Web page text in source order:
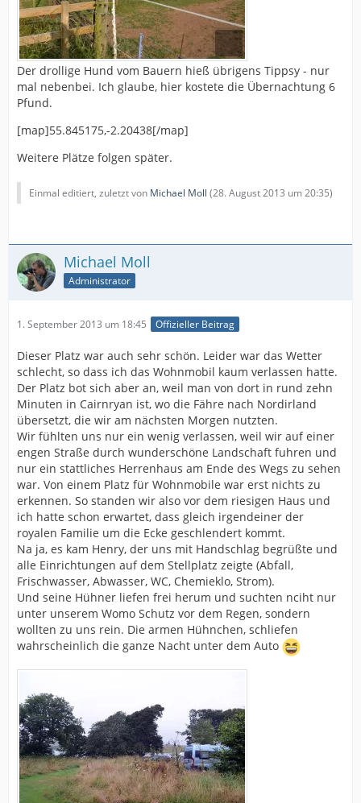
Der drollige Hund vom Bauern hieß übrigens Tippsy - nur
mal nebenbei. Ich glaube, hier kostete die Übernachtung 6
Pfund.
[map]55.845175,-2.20438[/map]
Weitere Plätze folgen später.
Einmal editiert, zuletzt von Michael Moll (28. August 2013 um 20:35)
Michael Moll
Administrator
1. September 2013 um 18:45 Offizieller Beitrag
Dieser Platz war auch sehr schön. Leider war das Wetter
schlecht, so dass ich das Wohnmobil kaum verlassen hatte.
Der Platz bot sich aber an, weil man von dort in rund zehn
Minuten in Cairnryan ist, wo die Fähre nach Nordirland
übersetzt, die wir am nächsten Morgen nutzten.
Wir fühlten uns nur ein wenig verlassen, weil wir auf einer
engen Straße durch wunderschöne Landschaft fuhren und
nur ein stattliches Herrenhaus am Ende des Wegs zu sehen
war. Von einem Platz für Wohnmobile war erst nichts zu
erkennen. So standen wir also vor dem riesigen Haus und
ich hatte schon erwartet, dass gleich irgendeiner der
royalen Familie um die Ecke geschlendert kommt.
Na ja, es kam Henry, der uns mit Handschlag begrüßte und
alle Einrichtungen auf dem Stellplatz zeigte (Abfall,
Frischwasser, Abwasser, WC, Chemieklo, Strom).
Und seine Hühner liefen frei herum und suchten nciht nur
unter unserem Womo Schutz vor dem Regen, sondern
wollten zu uns rein. Die armen Hühnchen, schliefen
wahrscheinlich die ganze Nacht unter dem Auto